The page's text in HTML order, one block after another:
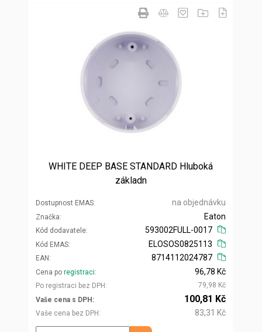
WHITE DEEP BASE STANDARD Hluboká
základn
Dostupnost EMAS na objednávku
Značka
Kód dodavatele
Eaton
593002FULL-0017
Kód EMAS
EAN
ELOSOS0825113
8714112024787
Cena po registraci
Po registraci bez DPH
96,78 Kč
79,98 Kč
Vaše cena s DPH
Vaše cena bez DPH
100,81 Kč
83,31 Kč